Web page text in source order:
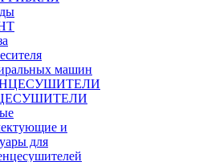
машин
и
для